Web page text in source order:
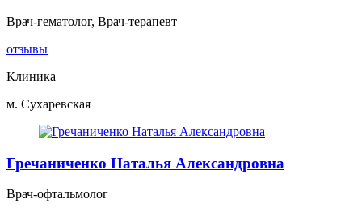
Врач-гематолог, Врач-терапевт
отзывы
Клиника
м. Сухаревская
Гречаниченко Наталья Александровна
Врач-офтальмолог